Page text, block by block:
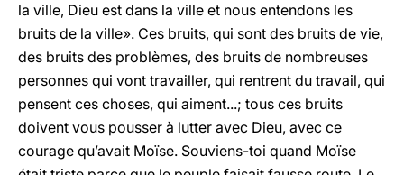
la ville, Dieu est dans la ville et nous entendons les
bruits de la ville». Ces bruits, qui sont des bruits de vie,
des bruits des problèmes, des bruits de nombreuses
personnes qui vont travailler, qui rentrent du travail, qui
pensent ces choses, qui aiment...; tous ces bruits
doivent vous pousser à lutter avec Dieu, avec ce
courage qu’avait Moïse. Souviens-toi quand Moïse